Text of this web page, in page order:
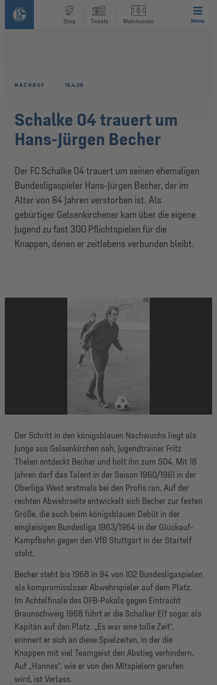
Shop Tickets Matchcenter Menu
Schalke 04 trauert um
Hans-Jürgen Becher
Der FC Schalke 04 trauert um seinen ehemaligen
Bundesligaspieler Hans-Jürgen Becher, der im
Alter von 84 Jahren verstorben ist. Als
gebürtiger Gelsenkirchener kam über die eigene
Jugend zu fast 300 Pflichtspielen für die
Knappen, denen er zeitlebens verbunden bleibt.
NACHRUF 16.4.26
Der Schritt in den königsblauen Nachwuchs liegt als
Junge aus Gelsenkirchen nah, Jugendtrainer Fritz
Thelen entdeckt Becher und holt ihn zum S04. Mit 18
Jahren darf das Talent in der Saison 1960/1961 in der
Oberliga West erstmals bei den Profis ran. Auf der
rechten Abwehrseite entwickelt sich Becher zur festen
Größe, die auch beim königsblauen Debüt in der
eingleisigen Bundesliga 1963/1964 in der Glückauf-
Kampfbahn gegen den VfB Stuttgart in der Startelf
steht.
Becher steht bis 1968 in 94 von 102 Bundesligaspielen
als kompromissloser Abwehrspieler auf dem Platz.
Im Achtelfinale des DFB-Pokals gegen Eintracht
Braunschweig 1968 führt er die Schalker Elf sogar als
Kapitän auf den Platz. „Es war eine tolle Zeit“,
erinnert er sich an diese Spielzeiten, in der die
Knappen mit viel Teamgeist den Abstieg verhindern.
Auf „Hannes“, wie er von den Mitspielern gerufen
wird, ist Verlass.